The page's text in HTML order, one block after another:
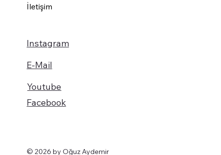
İletişim
Instagram
Facebook
Youtube
E-Mail
© 2026 by Oğuz Aydemir